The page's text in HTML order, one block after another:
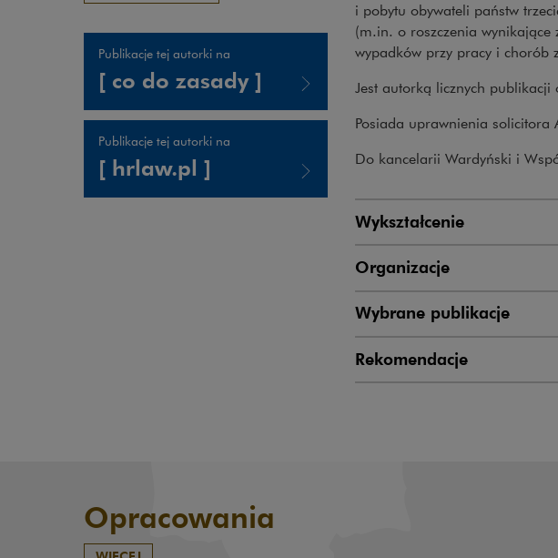
Publikacje tej autorki na
[ co do zasady ]
Uwaga, link zostanie otwarty w nowym oknie
Publikacje tej autorki na
[ hrlaw.pl ]
i pobytu obywateli państw
(m.in. o roszczenia
wypadków przy pracy i chorób
Jest autorką licznych
Posiada uprawnienia
Do kancelarii Wardyński i
Wykształcenie
Organizacje
Wybrane publikacje
Rekomendacje
Opracowania